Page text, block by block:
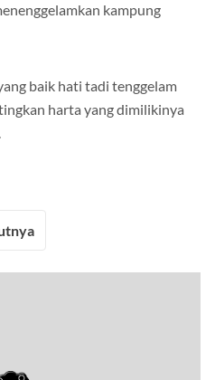
kampung
baik hati tadi tenggelam
harta yang dimilikinya